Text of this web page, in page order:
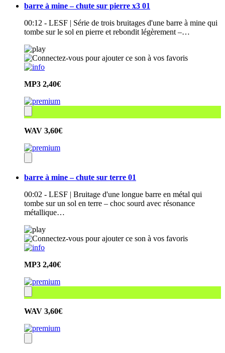
barre à mine – chute sur pierre x3 01
00:12 - LESF | Série de trois bruitages d'une barre à mine qui
tombe sur le sol en pierre et rebondit légèrement –…
MP3 2,40€
WAV 3,60€
barre à mine – chute sur terre 01
00:02 - LESF | Bruitage d'une longue barre en métal qui
tombe sur un sol en terre – choc sourd avec résonance
métallique…
MP3 2,40€
WAV 3,60€